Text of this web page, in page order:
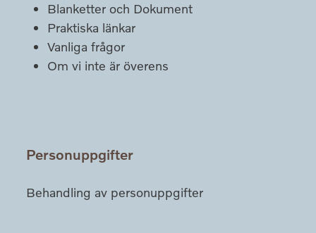
Blanketter och Dokument
Praktiska länkar
Vanliga frågor
Om vi inte är överens
Personuppgifter
Behandling av personuppgifter